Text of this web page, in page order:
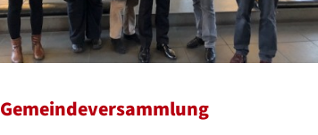
Gemeindeversammlung